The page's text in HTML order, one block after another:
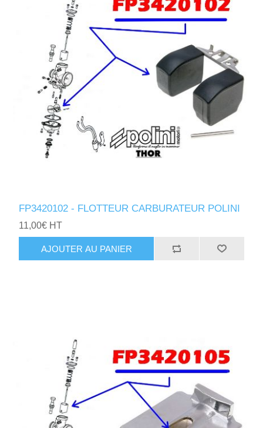
FP3420102 - FLOTTEUR CARBURATEUR POLINI
11,00€ HT
AJOUTER AU PANIER